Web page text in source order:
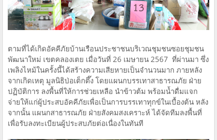
ตามที่ได้เกิดอัคคีภัยบ้านเรือนประชาชนบริเวณชุมชนซอยชุมชน
พัฒนาใหม่ เขตคลองเตย เมื่อวันที่ 26 เมษายน 2567 ที่ผ่านมา ซึ่ง
เพลิงไหม้ในครั้งนี้ได้สร้างความเสียหายเป็นจำนวนมาก ภายหลัง
จากเกิดเหตุ มูลนิธิป่อเต็กตึ๊ง โดยแผนกบรรเทาสาธารณภัย ฝ่าย
ปฏิบัติการ ลงพื้นที่ให้การช่วยเหลือ นำข้าวต้ม พร้อมน้ำดื่มแจก
จ่ายให้แก่ผู้ประสบอัคคีภัยเพื่อเป็นการบรรเทาทุกข์ในเบื้องต้น หลัง
จากนั้น แผนกสาธารณภัย ฝ่ายสังคมสงเคราะห์ ได้จัดทีมลงพื้นที่
เพื่อรับลงทะเบียนผู้ประสบภัยต่อเนื่องในทันที